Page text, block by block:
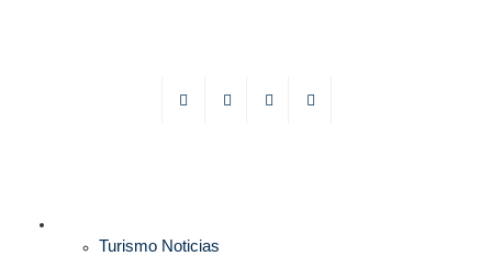
Turismo Noticias